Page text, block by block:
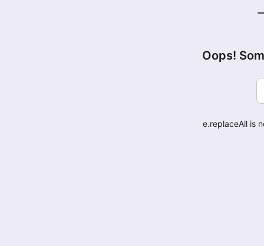
Oops!
e.replaceAll is